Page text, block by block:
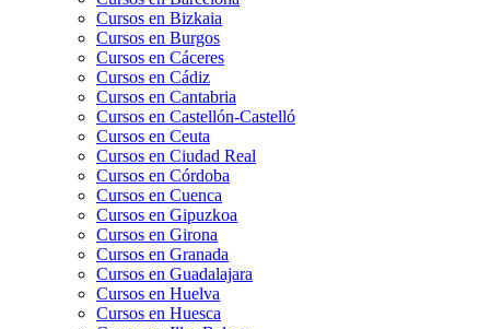
Cursos en Bizkaia
Cursos en Burgos
Cursos en Cáceres
Cursos en Cádiz
Cursos en Cantabria
Cursos en Castellón-Castelló
Cursos en Ceuta
Cursos en Ciudad Real
Cursos en Córdoba
Cursos en Cuenca
Cursos en Gipuzkoa
Cursos en Girona
Cursos en Granada
Cursos en Guadalajara
Cursos en Huelva
Cursos en Huesca